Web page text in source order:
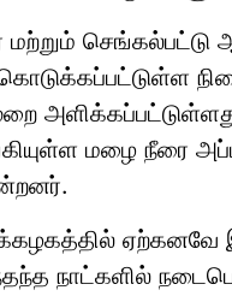
செங்கல்பட்டு
மழை நீரை
ஏற்கனவே
நாட்களில்